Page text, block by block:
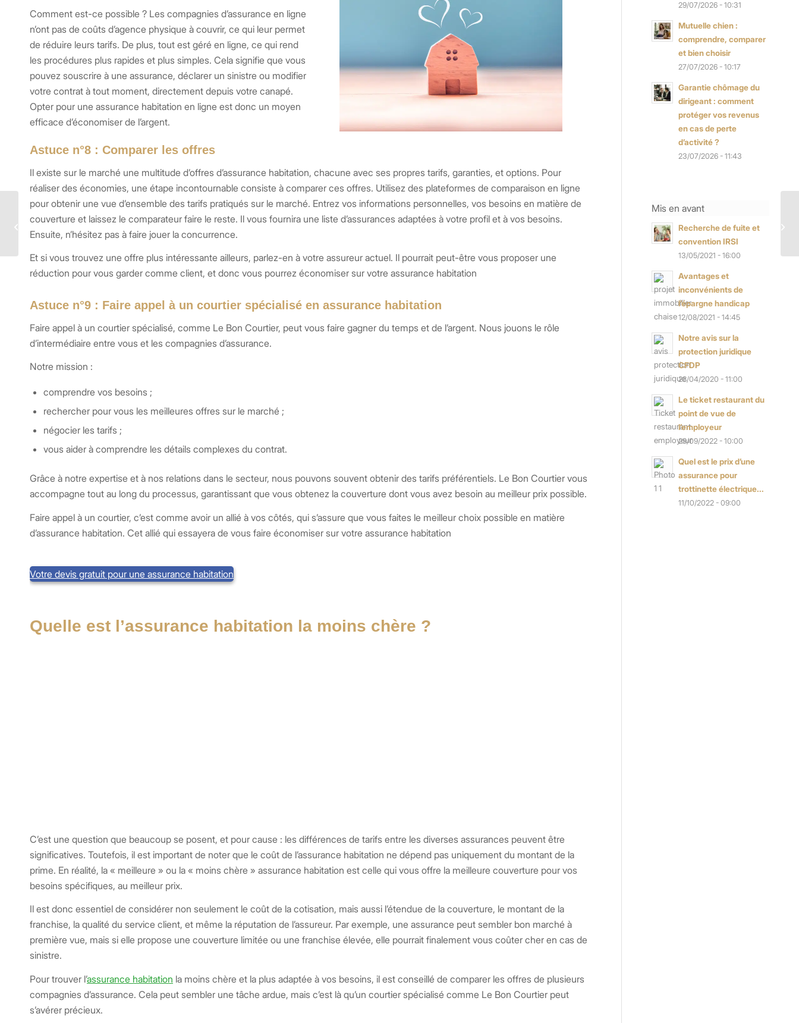
Comment est-ce possible ? Les compagnies d’assurance en ligne
n’ont pas de coûts d’agence physique à couvrir, ce qui leur permet
de réduire leurs tarifs. De plus, tout est géré en ligne, ce qui rend
les procédures plus rapides et plus simples. Cela signifie que vous
pouvez souscrire à une assurance, déclarer un sinistre ou modifier
votre contrat à tout moment, directement depuis votre canapé.
Opter pour une assurance habitation en ligne est donc un moyen
efficace d’économiser de l’argent.
Astuce n°8 : Comparer les offres
Il existe sur le marché une multitude d’offres d’assurance habitation, chacune avec ses propres tarifs, garanties, et options. Pour
réaliser des économies, une étape incontournable consiste à comparer ces offres. Utilisez des plateformes de comparaison en ligne
pour obtenir une vue d’ensemble des tarifs pratiqués sur le marché. Entrez vos informations personnelles, vos besoins en matière de
couverture et laissez le comparateur faire le reste. Il vous fournira une liste d’assurances adaptées à votre profil et à vos besoins.
Ensuite, n’hésitez pas à faire jouer la concurrence.
Et si vous trouvez une offre plus intéressante ailleurs, parlez-en à votre assureur actuel. Il pourrait peut-être vous proposer une
réduction pour vous garder comme client, et donc vous pourrez économiser sur votre assurance habitation
Astuce n°9 : Faire appel à un courtier spécialisé en assurance habitation
Faire appel à un courtier spécialisé, comme Le Bon Courtier, peut vous faire gagner du temps et de l’argent. Nous jouons le rôle
d’intermédiaire entre vous et les compagnies d’assurance.
Notre mission :
comprendre vos besoins ;
rechercher pour vous les meilleures offres sur le marché ;
négocier les tarifs ;
vous aider à comprendre les détails complexes du contrat.
Grâce à notre expertise et à nos relations dans le secteur, nous pouvons souvent obtenir des tarifs préférentiels. Le Bon Courtier vous
accompagne tout au long du processus, garantissant que vous obtenez la couverture dont vous avez besoin au meilleur prix possible.
Faire appel à un courtier, c’est comme avoir un allié à vos côtés, qui s’assure que vous faites le meilleur choix possible en matière
d’assurance habitation. Cet allié qui essayera de vous faire économiser sur votre assurance habitation
Votre devis gratuit pour une assurance habitation
Quelle est l’assurance habitation la moins chère ?
C’est une question que beaucoup se posent, et pour cause : les différences de tarifs entre les diverses assurances peuvent être
significatives. Toutefois, il est important de noter que le coût de l’assurance habitation ne dépend pas uniquement du montant de la
prime. En réalité, la « meilleure » ou la « moins chère » assurance habitation est celle qui vous offre la meilleure couverture pour vos
besoins spécifiques, au meilleur prix.
Il est donc essentiel de considérer non seulement le coût de la cotisation, mais aussi l’étendue de la couverture, le montant de la
franchise, la qualité du service client, et même la réputation de l’assureur. Par exemple, une assurance peut sembler bon marché à
première vue, mais si elle propose une couverture limitée ou une franchise élevée, elle pourrait finalement vous coûter cher en cas de
sinistre.
Pour trouver l’assurance habitation la moins chère et la plus adaptée à vos besoins, il est conseillé de comparer les offres de plusieurs
compagnies d’assurance. Cela peut sembler une tâche ardue, mais c’est là qu’un courtier spécialisé comme Le Bon Courtier peut
s’avérer précieux.
29/07/2026 - 10:31
Mutuelle chien :
comprendre, comparer
et bien choisir
27/07/2026 - 10:17
Garantie chômage du
dirigeant : comment
protéger vos revenus
en cas de perte
d’activité ?
23/07/2026 - 11:43
Mis en avant
Recherche de fuite et
convention IRSI
13/05/2021 - 16:00
Avantages et
inconvénients de
l’épargne handicap
12/08/2021 - 14:45
Notre avis sur la
protection juridique
CFDP
28/04/2020 - 11:00
Le ticket restaurant du
point de vue de
l’employeur
29/09/2022 - 10:00
Quel est le prix d’une
assurance pour
trottinette électrique...
11/10/2022 - 09:00
Tout savoir sur la
responsabilité civile
professionnelle du